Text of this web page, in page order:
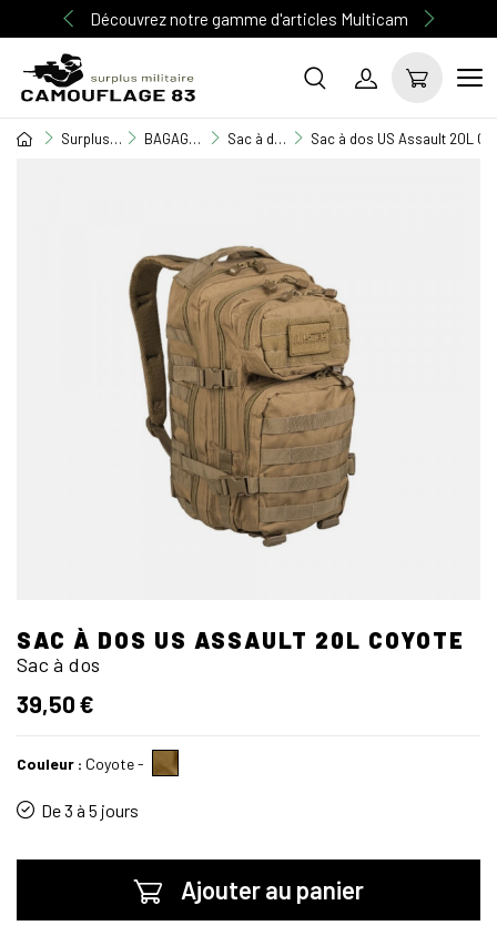
Découvrez notre gamme d'articles Multicam
Surplus Militaire BAGAGERIE MILITAIRE Sac à dos Sac à dos US Assault 20L
SAC À DOS US ASSAULT 20L COYOTE
Sac à dos
39,50 €
Couleur : Coyote-
De 3 à 5 jours
Ajouter au panier